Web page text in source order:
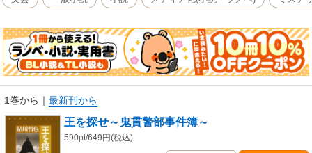
1巻から ｜ 最新刊から
王を探せ～鬼貫警部事件簿～
590pt/649円(税込)